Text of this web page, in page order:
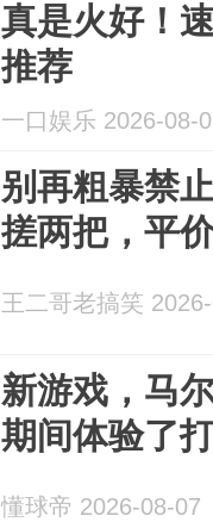
真是火好！
推荐
一口娱乐 2026-08-
别再粗暴禁
搓两把，平
王二哥老搞笑
新游戏，马
期间体验了
懂球帝 2026-08-07